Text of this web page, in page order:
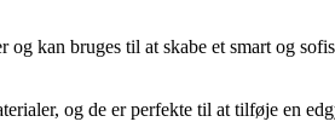
kan bruges til at skabe et smart og
og de er perfekte til at tilføje en